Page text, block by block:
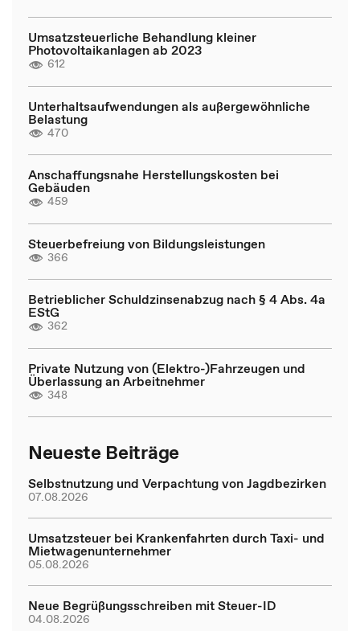
Umsatzsteuerliche Behandlung kleiner
Photovoltaikanlagen ab 2023
612
Unterhaltsaufwendungen als außergewöhnliche
Belastung
470
Anschaffungsnahe Herstellungskosten bei
Gebäuden
459
Steuerbefreiung von Bildungsleistungen
366
Betrieblicher Schuldzinsenabzug nach § 4 Abs. 4a
EStG
362
Private Nutzung von (Elektro-)Fahrzeugen und
Überlassung an Arbeitnehmer
348
Neueste Beiträge
Selbstnutzung und Verpachtung von Jagdbezirken
07.08.2026
Umsatzsteuer bei Krankenfahrten durch Taxi- und
Mietwagenunternehmer
05.08.2026
Neue Begrüßungsschreiben mit Steuer-ID
04.08.2026